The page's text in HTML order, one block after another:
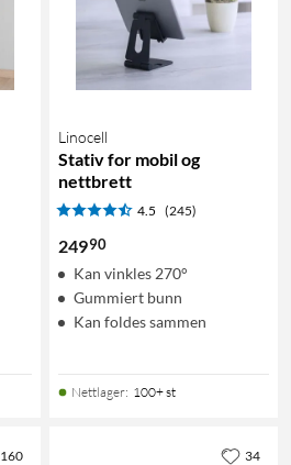
Linocell
Stativ for mobil og
nettbrett
4.5 (245)
24990
Kan vinkles 270°
Gummiert bunn
Kan foldes sammen
Nettlager: 100+ st
160 34